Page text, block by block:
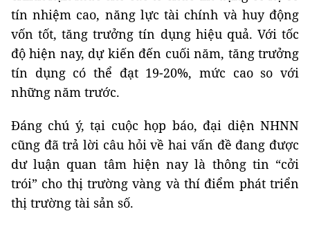
tín nhiệm cao, năng lực tài chính và huy động
vốn tốt, tăng trưởng tín dụng hiệu quả. Với tốc
độ hiện nay, dự kiến đến cuối năm, tăng trưởng
tín dụng có thể đạt 19-20%, mức cao so với
những năm trước.
Đáng chú ý, tại cuộc họp báo, đại diện NHNN
cũng đã trả lời câu hỏi về hai vấn đề đang được
dư luận quan tâm hiện nay là thông tin “cởi
trói” cho thị trường vàng và thí điểm phát triển
thị trường tài sản số.